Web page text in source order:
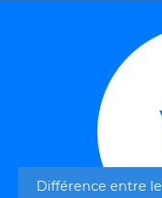
Différence entre